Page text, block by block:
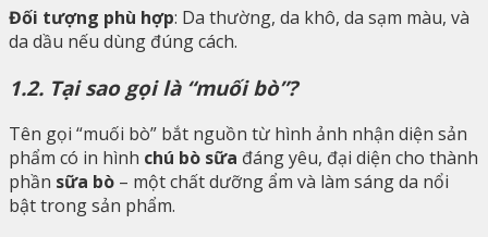
Đối tượng phù hợp: Da thường, da khô, da sạm màu, và
da dầu nếu dùng đúng cách.
1.2. Tại sao gọi là “muối bò”?
Tên gọi “muối bò” bắt nguồn từ hình ảnh nhận diện sản
phẩm có in hình chú bò sữa đáng yêu, đại diện cho thành
phần sữa bò – một chất dưỡng ẩm và làm sáng da nổi
bật trong sản phẩm.